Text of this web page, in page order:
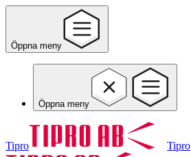
Öppna meny
Öppna meny
Tipro Tipro